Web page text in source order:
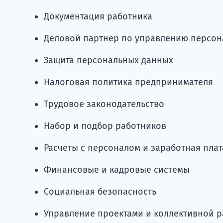
Документация работника
Деловой партнер по управлению
Защита персональных данных
Налоговая политика предпринимателя
Трудовое законодательство
Набор и подбор работников
Расчеты с персоналом и заработная
Финансовые и кадровые системы
Социальная безопасность
Управление проектами и коллективной